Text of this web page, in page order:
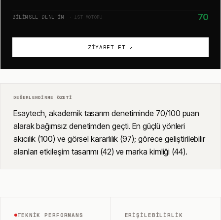
BILIMSEL DENETIM · 1ST MOTORU 70
ZIYARET ET ↗
DEĞERLENDIRME ÖZETI
Esaytech, akademik tasarım denetiminde 70/100 puan
alarak bağımsız denetimden geçti. En güçlü yönleri
akıcılık (100) ve görsel kararlılık (97); görece geliştirilebilir
alanları etkileşim tasarımı (42) ve marka kimliği (44).
TEKNIK PERFORMANS ERIŞILEBILIRLIK